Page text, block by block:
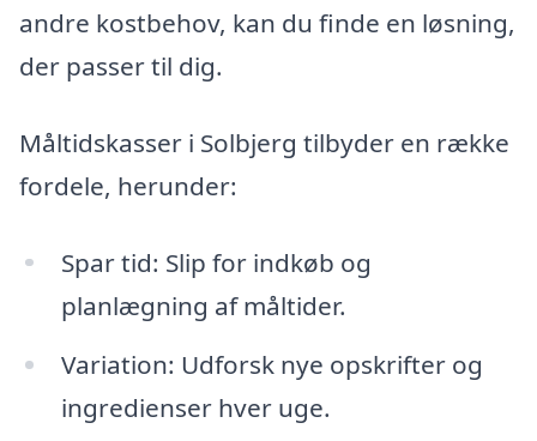
andre kostbehov, kan du finde en løsning,
der passer til dig.
Måltidskasser i Solbjerg tilbyder en række
fordele, herunder:
Spar tid: Slip for indkøb og
planlægning af måltider.
Variation: Udforsk nye opskrifter og
ingredienser hver uge.